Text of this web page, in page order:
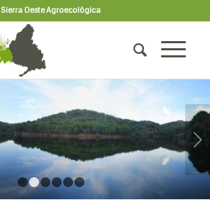
Sierra Oeste Agroecológica
Posterior
1 2 3 5 6